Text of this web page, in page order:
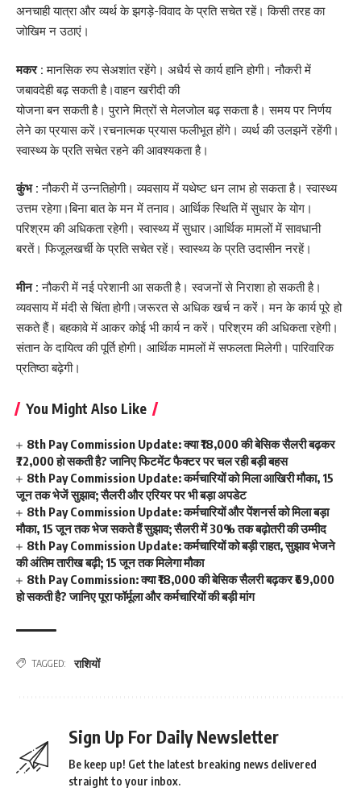
अनचाही यात्रा और व्यर्थ के झगड़े-विवाद के प्रति सचेत रहें। किसी तरह का
जोखिम न उठाएं।
मकर :मानसिक रुप सेअशांत रहेंगे। अधैर्य से कार्य हानि होगी। नौकरी में
जबावदेही बढ़ सकती है।वाहन खरीदी की
योजना बन सकती है। पुराने मित्रों से मेलजोल बढ़ सकता है। समय पर निर्णय
लेने का प्रयास करें।रचनात्मक प्रयास फलीभूत होंगे। व्यर्थ की उलझनें रहेंगी।
स्वास्थ्य के प्रति सचेत रहने की आवश्यकता है।
कुंभ : नौकरी में उन्नतिहोगी। व्यवसाय में यथेष्ट धन लाभ हो सकता है। स्वास्थ्य
उत्तम रहेगा।बिना बात के मन में तनाव। आर्थिक स्थिति में सुधार के योग।
परिश्रम की अधिकता रहेगी। स्वास्थ्य में सुधार।आर्थिक मामलों में सावधानी
बरतें। फिजूलखर्ची के प्रति सचेत रहें। स्वास्थ्य के प्रति उदासीन नरहें।
मीन :नौकरी में नई परेशानी आ सकती है। स्वजनों से निराशा हो सकती है।
व्यवसाय में मंदी से चिंता होगी।जरूरत से अधिक खर्च न करें। मन के कार्य पूरे हो
सकते हैं। बहकावे में आकर कोई भी कार्य न करें। परिश्रम की अधिकता रहेगी।
संतान के दायित्व की पूर्ति होगी। आर्थिक मामलों में सफलता मिलेगी। पारिवारिक
प्रतिष्ठा बढ़ेगी।
You Might Also Like
8th Pay Commission Update: क्या ₹18,000 की बेसिक सैलरी बढ़कर
₹72,000 हो सकती है? जानिए फिटमेंट फैक्टर पर चल रही बड़ी बहस
8th Pay Commission Update: कर्मचारियों को मिला आखिरी मौका, 15
जून तक भेजें सुझाव; सैलरी और एरियर पर भी बड़ा अपडेट
8th Pay Commission Update: कर्मचारियों और पेंशनर्स को मिला बड़ा
मौका, 15 जून तक भेज सकते हैं सुझाव; सैलरी में 30% तक बढ़ोतरी की उम्मीद
8th Pay Commission Update: कर्मचारियों को बड़ी राहत, सुझाव भेजने
की अंतिम तारीख बढ़ी; 15 जून तक मिलेगा मौका
8th Pay Commission: क्या ₹18,000 की बेसिक सैलरी बढ़कर ₹69,000
हो सकती है? जानिए पूरा फॉर्मूला और कर्मचारियों की बड़ी मांग
TAGGED: राशियों
Sign Up For Daily Newsletter
Be keep up! Get the latest breaking news delivered
straight to your inbox.